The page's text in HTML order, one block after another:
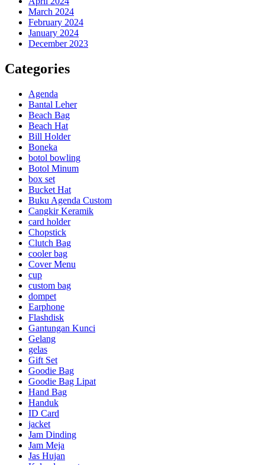
March 2024
February 2024
January 2024
December 2023
Categories
Agenda
Bantal Leher
Beach Bag
Beach Hat
Bill Holder
Boneka
botol bowling
Botol Minum
box set
Bucket Hat
Buku Agenda Custom
Cangkir Keramik
card holder
Chopstick
Clutch Bag
cooler bag
Cover Menu
cup
custom bag
dompet
Earphone
Flashdisk
Gantungan Kunci
Gelang
gelas
Gift Set
Goodie Bag
Goodie Bag Lipat
Hand Bag
Handuk
ID Card
jacket
Jam Dinding
Jam Meja
Jas Hujan